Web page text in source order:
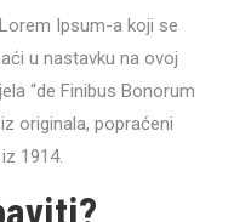
Ipsum-a koji se
u nastavku na ovoj
“de Finibus Bonorum
originala, popraćeni
1914.